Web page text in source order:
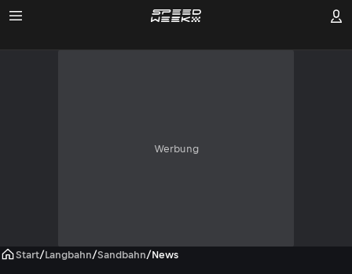
Werbung
Start/Langbahn/Sandbahn/News